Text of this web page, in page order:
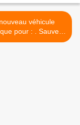
véhicule
pour : . Sauver
Flins et ses sous-